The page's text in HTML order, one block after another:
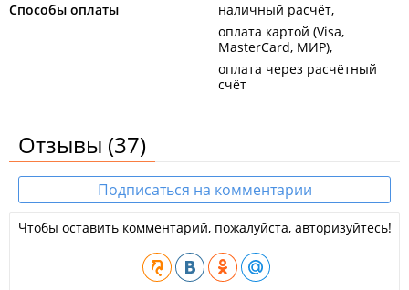
Способы оплаты
наличный расчёт
оплата картой (Visa,
MasterCard, МИР)
оплата через расчётный
счёт
Отзывы (37)
Подписаться на комментарии
Чтобы оставить комментарий, пожалуйста, авторизуйтесь!